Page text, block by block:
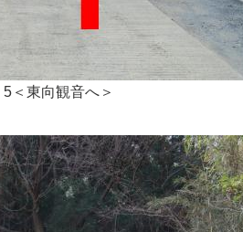
5＜東向観音へ＞